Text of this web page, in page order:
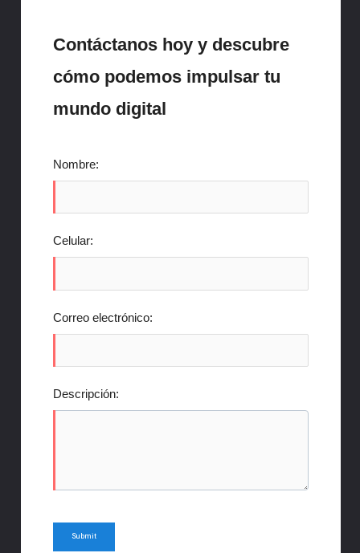
Contáctanos hoy y descubre
cómo podemos impulsar tu
mundo digital
Nombre:
Celular:
Correo electrónico:
Descripción: